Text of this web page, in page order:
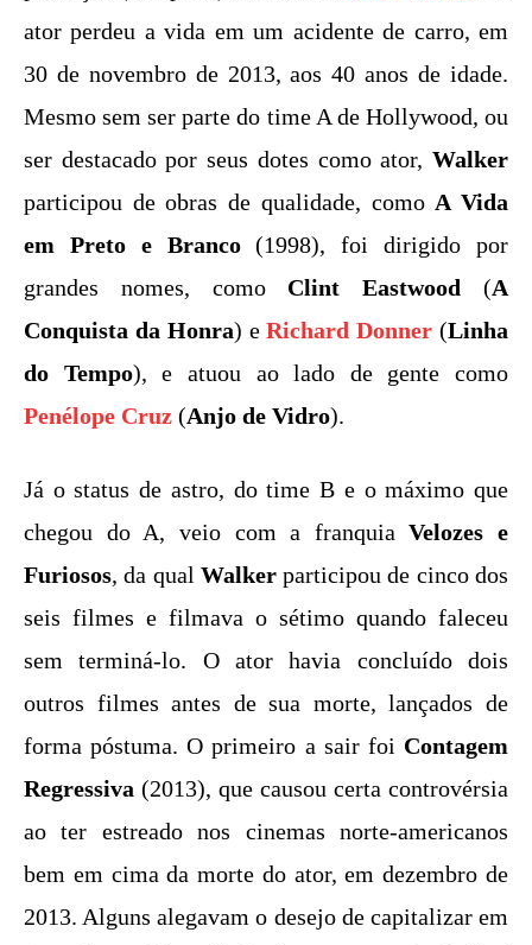
ator perdeu a vida em um acidente de carro, em
30 de novembro de 2013, aos 40 anos de idade.
Mesmo sem ser parte do time A de Hollywood, ou
ser destacado por seus dotes como ator, Walker
participou de obras de qualidade, comoA Vida
em Preto e Branco(1998), foi dirigido por
grandes nomes, como Clint Eastwood (A
Conquista da Honra) eRichard Donner (Linha
do Tempo), e atuou ao lado de gente como
Penélope Cruz (Anjo de Vidro).
Já o status de astro, do time B e o máximo que
chegou do A, veio com a franquiaVelozes e
Furiosos, da qual Walkerparticipou de cinco dos
seis filmes e filmava o sétimo quando faleceu
sem terminá-lo. O ator havia concluído dois
outros filmes antes de sua morte, lançados de
forma póstuma. O primeiro a sair foi Contagem
Regressiva (2013), que causou certa controvérsia
ao ter estreado nos cinemas norte-americanos
bem em cima da morte do ator, em dezembro de
2013. Alguns alegavam o desejo de capitalizar em